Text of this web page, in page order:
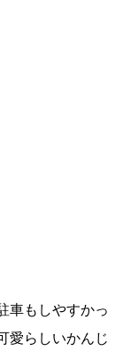
車もしやすかっ
愛らしいかんじ